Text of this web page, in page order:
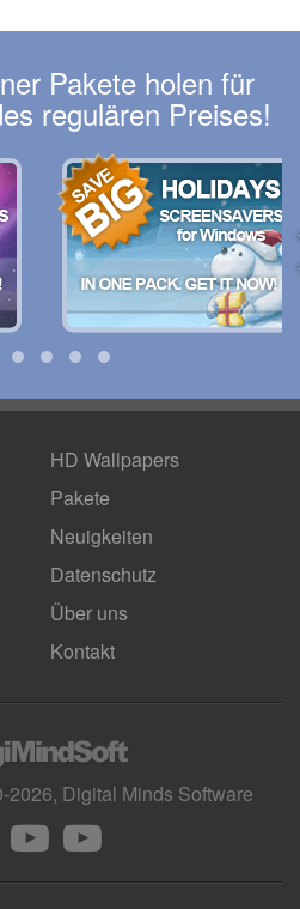
Pakete holen für
regulären Preises!
HD Wallpapers
Pakete
Neuigkeiten
Datenschutz
Über uns
Kontakt
Digital Minds Software